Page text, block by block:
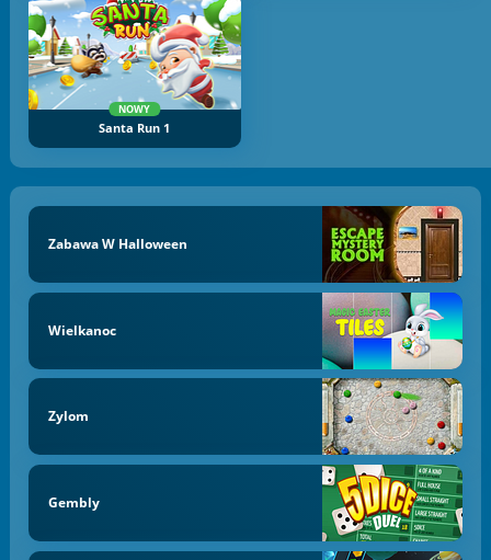
NOWY
Santa Run 1
Zabawa W Halloween
Wielkanoc
Zylom
Gembly